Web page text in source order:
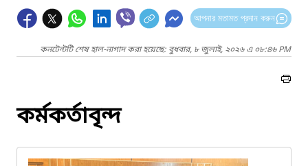
আপনার মতামত প্রদান করুন
কনটেন্টটি শেষ হাল-নাগাদ করা হয়েছে: বুধবার, ৮ জুলাই, ২০২৬ এ ০৮:৪৬ PM
কর্মকর্তাবৃন্দ